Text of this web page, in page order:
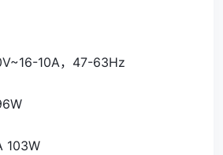
10A，47-63Hz
103W